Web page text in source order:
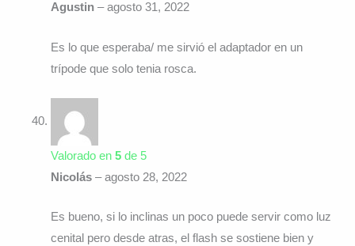
Agustin – agosto 31, 2022
Es lo que esperaba/ me sirvió el adaptador en un
trípode que solo tenia rosca.
Valorado en 5de 5
Nicolás – agosto 28, 2022
Es bueno, si lo inclinas un poco puede servir como luz
cenital pero desde atras, el flash se sostiene bien y